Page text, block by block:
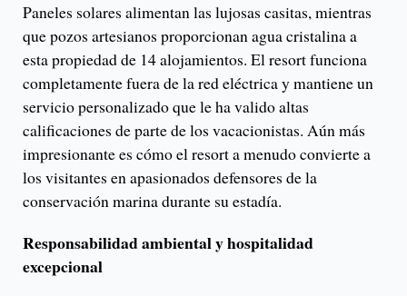
Paneles solares alimentan las lujosas casitas, mientras
que pozos artesianos proporcionan agua cristalina a
esta propiedad de 14 alojamientos. El resort funciona
completamente fuera de la red eléctrica y mantiene un
servicio personalizado que le ha valido altas
calificaciones de parte de los vacacionistas. Aún más
impresionante es cómo el resort a menudo convierte a
los visitantes en apasionados defensores de la
conservación marina durante su estadía.
Responsabilidad ambiental y hospitalidad
excepcional